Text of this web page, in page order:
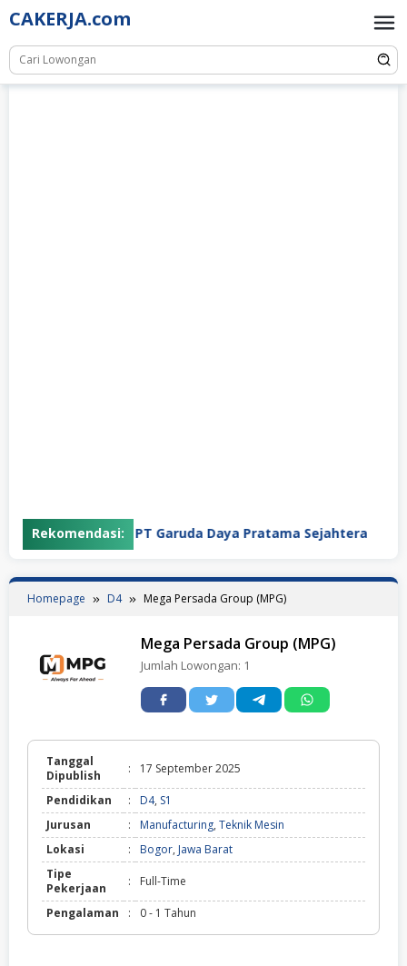
Skip
to
content
CAKERJA.com
Rekomendasi:PT Garuda Daya Pratama Sejahtera
Homepage D4 Mega Persada Group (MPG)
Mega Persada Group (MPG)
Jumlah Lowongan: 1
Tanggal
Dipublish
: 17 September 2025
Pendidikan : D4, S1
Jurusan
: Manufacturing, Teknik Mesin
Lokasi
: Bogor, Jawa Barat
Tipe
Pekerjaan
: Full-Time
Pengalaman : 0 - 1 Tahun